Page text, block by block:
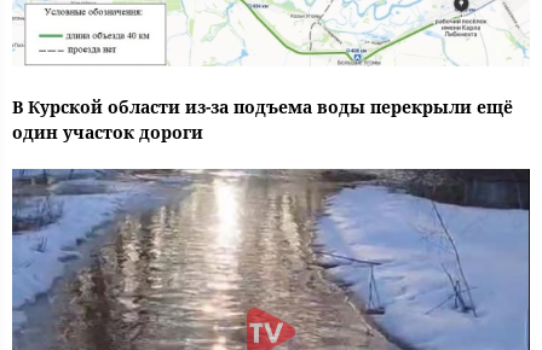
В Курской области из-за подъема воды перекрыли ещё
один участок дороги